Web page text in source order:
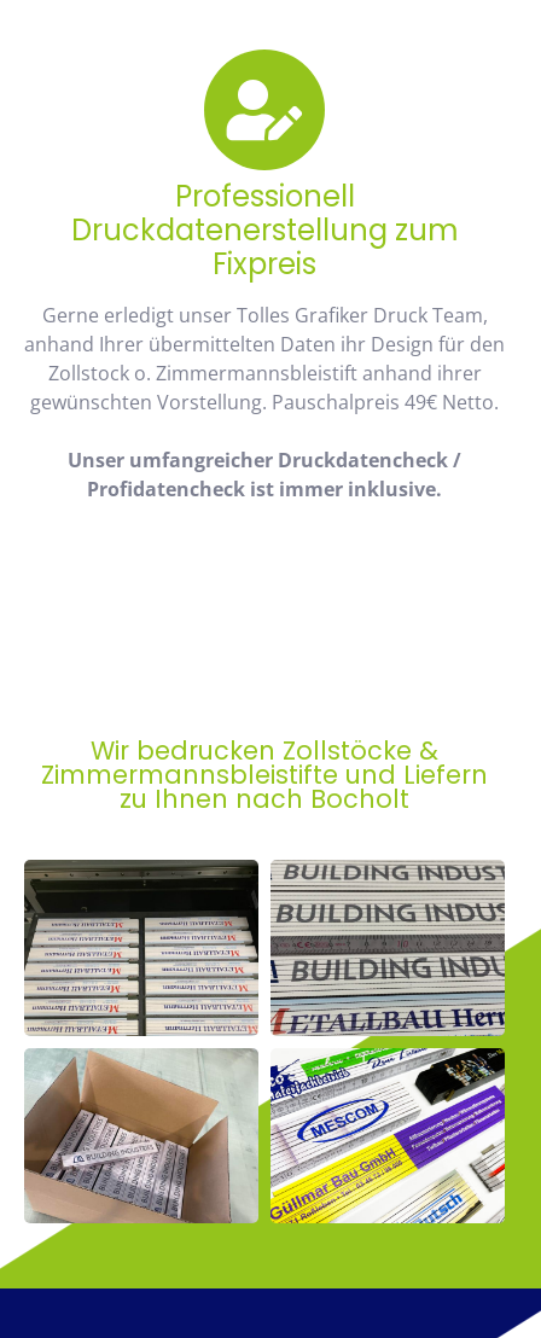
Professionell
Druckdatenerstellung zum
Fixpreis
Gerne erledigt unser Tolles Grafiker Druck Team,
anhand Ihrer übermittelten Daten ihr Design für den
Zollstock o. Zimmermannsbleistift anhand ihrer
gewünschten Vorstellung. Pauschalpreis 49€ Netto.
Unser umfangreicher Druckdatencheck /
Profidatencheck ist immer inklusive.
Wir bedrucken Zollstöcke &
Zimmermannsbleistifte und Liefern
zu Ihnen nach Bocholt